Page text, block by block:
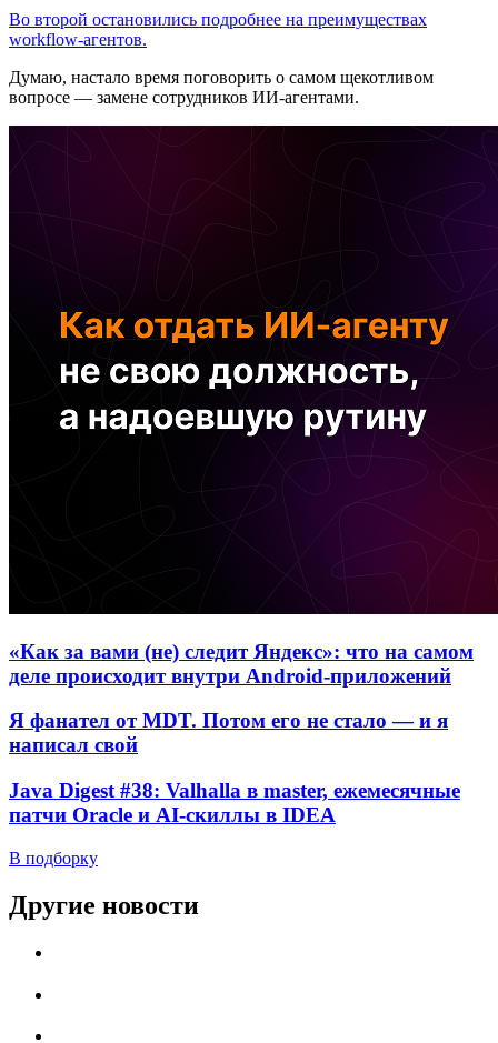
Во второй остановились подробнее на преимуществах
workflow-агентов.
Думаю, настало время поговорить о самом щекотливом
вопросе — замене сотрудников ИИ-агентами.
«Как за вами (не) следит Яндекс»: что на самом
деле происходит внутри Android-приложений
Я фанател от MDT. Потом его не стало — и я
написал свой
Java Digest #38: Valhalla в master, ежемесячные
патчи Oracle и AI-скиллы в IDEA
В подборку
Другие новости